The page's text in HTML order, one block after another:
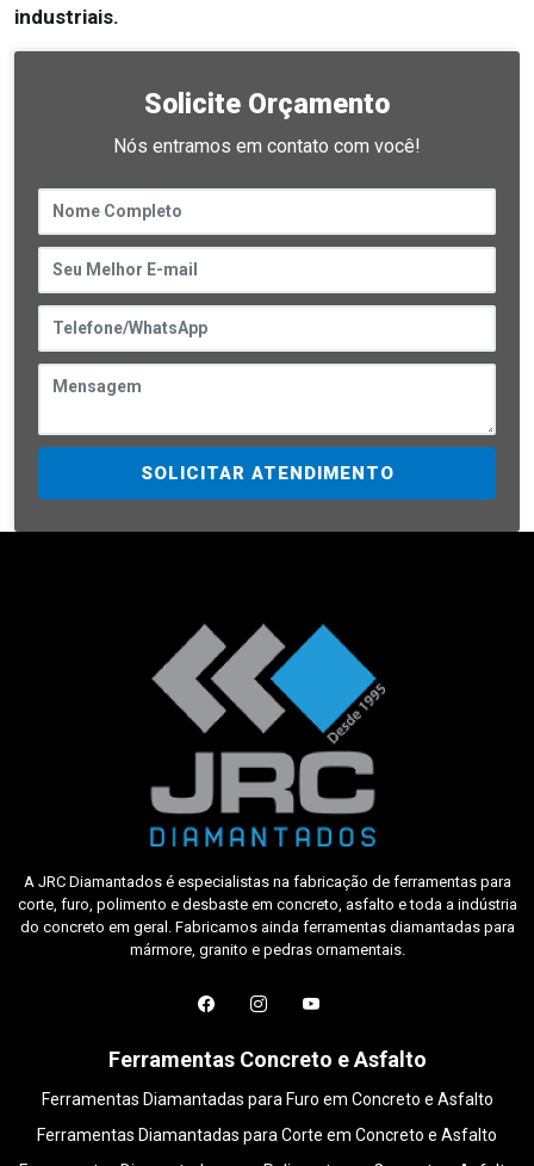
industriais.
Solicite Orçamento
Nós entramos em contato com você!
SOLICITAR ATENDIMENTO
A JRC Diamantados é especialistas na fabricação de ferramentas para
corte, furo, polimento e desbaste em concreto, asfalto e toda a indústria
do concreto em geral. Fabricamos ainda ferramentas diamantadas para
mármore, granito e pedras ornamentais.
Ferramentas Concreto e Asfalto
Ferramentas Diamantadas para Furo em Concreto e Asfalto
Ferramentas Diamantadas para Corte em Concreto e Asfalto